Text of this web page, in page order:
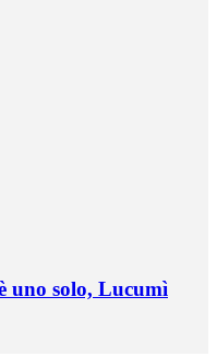
uno solo, Lucumì